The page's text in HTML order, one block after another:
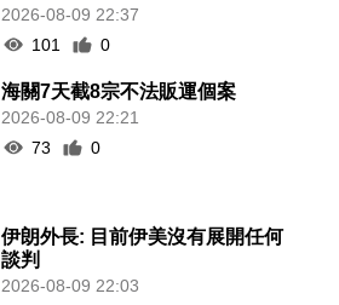
2026-08-09 22:37
101
0
海關7天截8宗不法販運個案
2026-08-09 22:21
73
0
伊朗外長: 目前伊美沒有展開任何
談判
2026-08-09 22:03